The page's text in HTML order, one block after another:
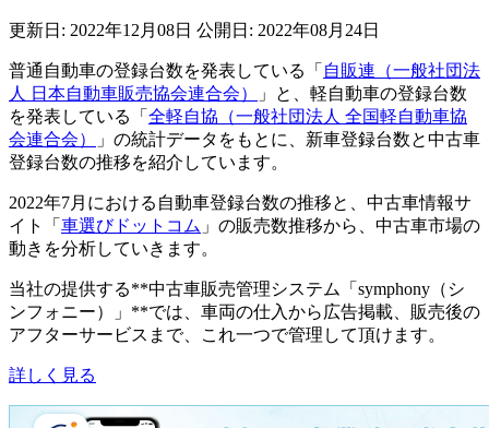
更新日: 2022年12月08日 公開日: 2022年08月24日
普通自動車の登録台数を発表している「 自販連（一般社団法
人 日本自動車販売協会連合会）
」と、軽自動車の登録台数
を発表している「 全軽自協（一般社団法人 全国軽自動車協
会連合会）
」の統計データをもとに、新車登録台数と中古車
登録台数の推移を紹介しています。
2022年7月における自動車登録台数の推移と、中古車情報サ
イト「 車選びドットコム 」の販売数推移から、中古車市場の
動きを分析していきます。
当社の提供する**中古車販売管理システム「symphony（シ
ンフォニー）」**では、車両の仕入から広告掲載、販売後の
アフターサービスまで、これ一つで管理して頂けます。
詳しく見る